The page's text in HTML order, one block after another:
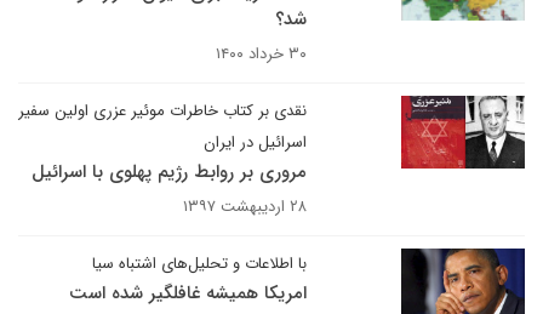
شد؟
۳۰ خرداد ۱۴۰۰
نقدی بر کتاب خاطرات موئیر عزری اولین سفیر
اسرائیل در ایران
مروری بر روابط رژیم پهلوی با اسرائیل
۲۸ اردیبهشت ۱۳۹۷
با اطلاعات و تحلیل‌های اشتباه سیا
امریکا همیشه غافلگیر شده است